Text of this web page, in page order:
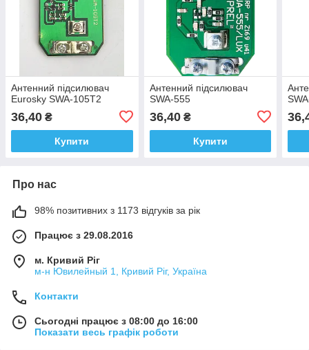
Антенний підсилювач
Eurosky SWA-105T2
36,40 ₴
Купити
Антенний підсилювач
SWA-555
36,40₴
Купити
Про нас
98% позитивних з 1173 відгуків за рік
Працює з 29.08.2016
м. Кривий Ріг
м-н Ювилейный 1, Кривий Ріг, Україна
Контакти
Сьогодні працює з 08:00 до 16:00
Показати весь графік роботи